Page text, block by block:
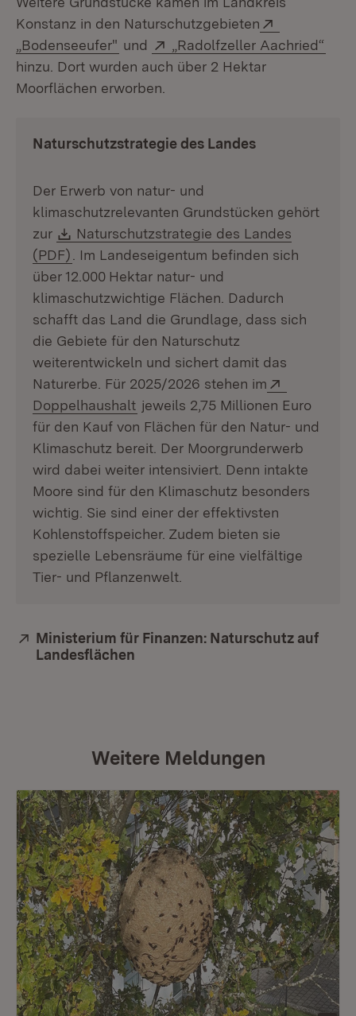
Konstanz in den Naturschutzgebieten
„Bodenseeufer" (Öffnet in neuem Fenster)
und Extern:
„Radolfzeller Aachried“
hinzu. Dort wurden auch über 2 Hektar
Moorflächen erworben.
Naturschutzstrategie des Landes
Der Erwerb von natur- und
klimaschutzrelevanten Grundstücken gehört
zur
Download:
Naturschutzstrategie des Landes
(PDF) (Öffnet in neuem Fenster)
. Im Landeseigentum befinden sich
über 12.000 Hektar natur- und
klimaschutzwichtige Flächen. Dadurch
schafft das Land die Grundlage, dass sich
die Gebiete für den Naturschutz
weiterentwickeln und sichert damit das
Naturerbe. Für 2025/2026 stehen im
Doppelhaushalt (Öffnet in neuem Fenster)
jeweils 2,75 Millionen Euro
für den Kauf von Flächen für den Natur- und
Klimaschutz bereit. Der Moorgrunderwerb
wird dabei weiter intensiviert. Denn intakte
Moore sind für den Klimaschutz besonders
wichtig. Sie sind einer der effektivsten
Kohlenstoffspeicher. Zudem bieten sie
spezielle Lebensräume für eine vielfältige
Tier- und Pflanzenwelt.
Extern:
Ministerium für Finanzen: Naturschutz auf
Landesflächen
Weitere Meldungen